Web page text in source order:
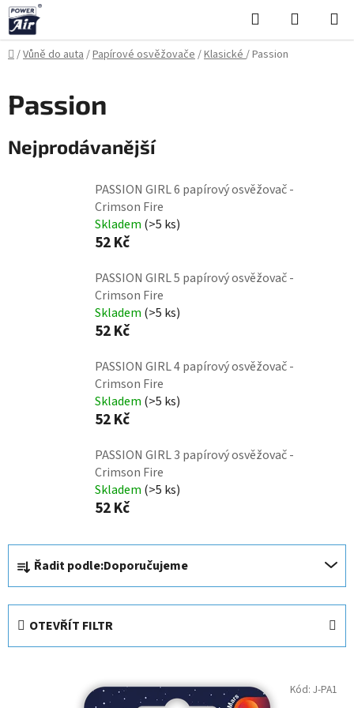
Přejít
na
obsah
Hledat
KOŠÍK
Domů
/Vůně do auta/Papírové osvěžovače/Klasické/Passion
Passion
Nejprodávanější
PASSION GIRL 6 papírový osvěžovač -
Crimson Fire
Skladem (>5 ks)
52 Kč
PASSION GIRL 5 papírový osvěžovač -
Crimson Fire
Skladem (>5 ks)
52 Kč
PASSION GIRL 4 papírový osvěžovač -
Crimson Fire
Skladem (>5 ks)
52 Kč
PASSION GIRL 3 papírový osvěžovač -
Crimson Fire
Skladem (>5 ks)
52 Kč
Ř
a
z
Řadit podle:Doporučujeme
OTEVŘÍT FILTR
Kód: J-PA1